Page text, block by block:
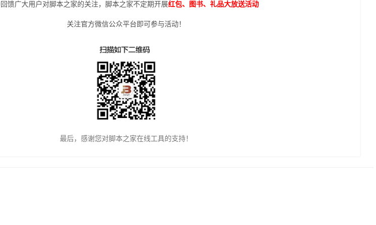
馈广大用户对脚本之家的关注，脚本之家不定期开展红包、图书、礼品大放送活动
关注官方微信公众平台即可参与活动！
最后，感谢您对脚本之家在线工具的支持！